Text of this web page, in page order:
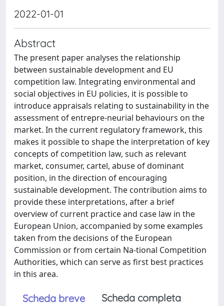
2022-01-01
Abstract
The present paper analyses the relationship
between sustainable development and EU
competition law. Integrating environmental and
social objectives in EU policies, it is possible to
introduce appraisals relating to sustainability in the
assessment of entrepre-neurial behaviours on the
market. In the current regulatory framework, this
makes it possible to shape the interpretation of key
concepts of competition law, such as relevant
market, consumer, cartel, abuse of dominant
position, in the direction of encouraging
sustainable development. The contribution aims to
provide these interpretations, after a brief
overview of current practice and case law in the
European Union, accompanied by some examples
taken from the decisions of the European
Commission or from certain Na-tional Competition
Authorities, which can serve as first best practices
in this area.
Scheda breve
Scheda completa